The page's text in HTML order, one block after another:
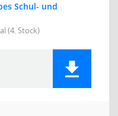
Schul- und
(4. Stock)